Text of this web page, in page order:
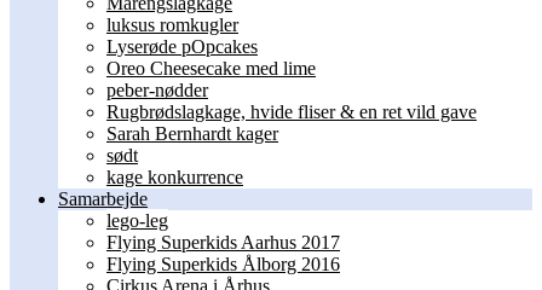
luksus romkugler
Lyserøde pOpcakes
Oreo Cheesecake med lime
peber-nødder
Rugbrødslagkage, hvide fliser & en ret vild gave
Sarah Bernhardt kager
sødt
kage konkurrence
Samarbejde
lego-leg
Flying Superkids Aarhus 2017
Flying Superkids Ålborg 2016
Cirkus Arena i Århus